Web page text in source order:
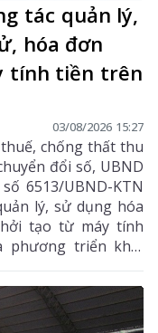
tác quản lý,
hóa đơn
tính tiền trên
03/08/2026 15:27
chống thất thu
đổi số, UBND
6513/UBND-KTN
lý, sử dụng hóa
tạo từ máy tính
phương triển khai
cao hiệu quả quản
và thúc đẩy chuyển